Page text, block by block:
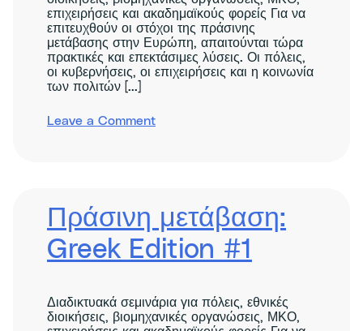
επιχειρήσεις και ακαδημαϊκούς φορείς Για να
επιτευχθούν οι στόχοι της πράσινης
μετάβασης στην Ευρώπη, απαιτούνται τώρα
πρακτικές και επεκτάσιμες λύσεις. Οι πόλεις,
οι κυβερνήσεις, οι επιχειρήσεις και η κοινωνία
των πολιτών [...]
Leave a Commenton
Solutions
Polish
Edition
Πράσινη μετάβαση:
Greek Edition #1
Διαδικτυακά σεμινάρια για πόλεις, εθνικές
διοικήσεις, βιομηχανικές οργανώσεις, ΜΚΟ,